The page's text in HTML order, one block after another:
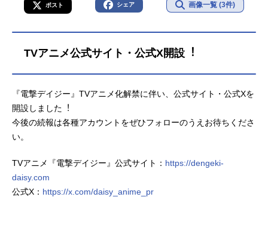
ポスト シェア 画像一覧 (3件)
TVアニメ公式サイト・公式X開設︕
『電撃デイジー』TVアニメ化解禁に伴い、公式サイト・公式Xを
開設しました︕
今後の続報は各種アカウントをぜひフォローのうえお待ちくださ
い。
TVアニメ『電撃デイジー』公式サイト： https://dengeki-
daisy.com
公式X： https://x.com/daisy_anime_pr